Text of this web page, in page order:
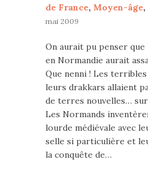
de France, Moyen-âge,
mai 2009
On aurait pu penser que
en Normandie aurait
Que nenni ! Les
leurs drakkars allaient
de terres nouvelles…
Les Normands
lourde médiévale avec
selle si particulière et
la conquête de…